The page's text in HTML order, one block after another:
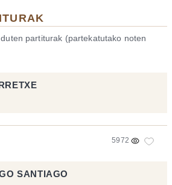
partiturak (partekatutako noten
5972
SANTIAGO